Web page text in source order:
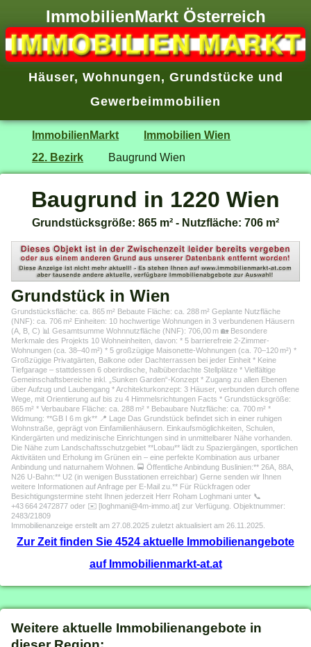
ImmobilienMarkt Österreich
Häuser, Wohnungen, Grundstücke und
Gewerbeimmobilien
ImmobilienMarkt
Immobilien Wien
22. Bezirk
Baugrund Wien
Baugrund in 1220 Wien
Grundstücksgröße: 865 m² - Nutzfläche: 706 m²
Grundstück in Wien
Grundstücksfläche: ca. 865 m² Bebaute Fläche: ca. 288 m² Geplante Nutzfläche
(NNF): ca. 706 m² Einheiten: 10 hochwertige Wohnungen in 3 verbundenen Häusern
(A, B, C) 📊 Gesamtsumme Wohnnutzfläche (NNF): 706,00 m 🏡 Besondere
Merkmale des Projekts 10 Wohneinheiten, davon: * 5 barrierefreie 2-Zimmer-
Wohnungen (ca. 38–40 m²) * 5 großzügige Maisonette-Wohnungen (ca. 70–120 m²) *
Großzügige Privatgärten, Balkone oder Dachterrassen bei jeder Einheit * Keine
Tiefgarage – stattdessen 6 oberirdische, halbüberdachte Stellplätze * Vielfältige
Gemeinschaftsbereiche inkl. „Sunken Garden“-Konzept * Zugang zu allen Ebenen
über Aufzug und Laubengang * Architekturkonzept: 3 Häuser, verbunden durch offene
Wege, mit Orientierung auf bis zu 4 Himmelsrichtungen Facts * Grundstücksgröße:
865 m² * Verbaubare Fläche: ca. 288 m² * Bebaubare Nutzfläche: ca. 700 m² *
Widmung: **GB I 6 m gk** 📍 Lage Das Grundstück befindet sich in einer ruhigen
Wohnstraße, geprägt von Einfamilienhäusern. Einkaufsmöglichkeiten, Schulen,
Kindergärten und medizinische Einrichtungen sind in unmittelbarer Nähe vorhanden.
Die Nähe zum Landschaftsschutzgebiet **Lobau** lädt zu Spaziergängen, sportlichen
Aktivitäten und Erholung im Grünen ein – eine perfekte Kombination aus urbaner
Anbindung und naturnahem Wohnen. 🚍 Öffentliche Anbindung Buslinien:** 26A, 88A,
N26 U-Bahn:** U2 (in wenigen Busstationen erreichbar) Gerne senden wir Ihnen
weitere Informationen auf Anfrage per E-Mail zu.** Für Rückfragen oder
Besichtigungstermine steht Ihnen jederzeit Herr Roham Loghmani unter 📞
+43 664 2472877 oder ✉️ [loghmani@4m-immo.at] zur Verfügung. Objektnummer:
2483/21809
Immobilienanzeige erstellt am 27.08.2025 zuletzt aktualisiert am 26.11.2025.
Zur Zeit finden Sie 4524 aktuelle Immobilienangebote
auf Immobilienmarkt-at.at
Weitere aktuelle Immobilienangebote in